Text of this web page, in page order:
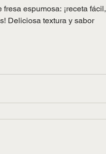
espumosa: ¡receta fácil,
Deliciosa textura y sabor